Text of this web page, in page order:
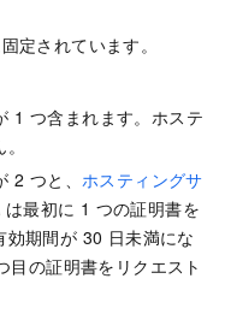
定されています。
1 つ含まれます。ホステ
2 つと、 ホスティングサ
最初に 1 つの証明書を
期間が 30 日未満にな
目の証明書をリクエスト